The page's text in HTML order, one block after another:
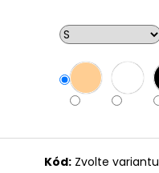
Kód: Zvolte variantu